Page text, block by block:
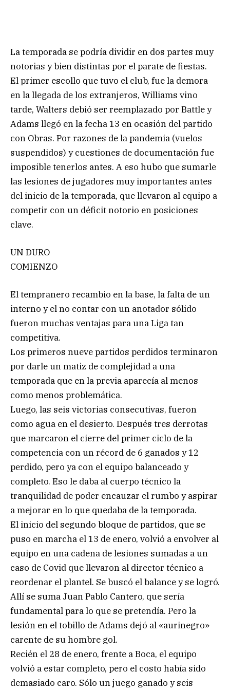
La temporada se podría dividir en dos partes muy
notorias y bien distintas por el parate de fiestas.
El primer escollo que tuvo el club, fue la demora
en la llegada de los extranjeros, Williams vino
tarde, Walters debió ser reemplazado por Battle y
Adams llegó en la fecha 13 en ocasión del partido
con Obras. Por razones de la pandemia (vuelos
suspendidos) y cuestiones de documentación fue
imposible tenerlos antes. A eso hubo que sumarle
las lesiones de jugadores muy importantes antes
del inicio de la temporada, que llevaron al equipo a
competir con un déficit notorio en posiciones
clave.
UN DURO
COMIENZO
El tempranero recambio en la base, la falta de un
interno y el no contar con un anotador sólido
fueron muchas ventajas para una Liga tan
competitiva.
Los primeros nueve partidos perdidos terminaron
por darle un matiz de complejidad a una
temporada que en la previa aparecía al menos
como menos problemática.
Luego, las seis victorias consecutivas, fueron
como agua en el desierto. Después tres derrotas
que marcaron el cierre del primer ciclo de la
competencia con un récord de 6 ganados y 12
perdido, pero ya con el equipo balanceado y
completo. Eso le daba al cuerpo técnico la
tranquilidad de poder encauzar el rumbo y aspirar
a mejorar en lo que quedaba de la temporada.
El inicio del segundo bloque de partidos, que se
puso en marcha el 13 de enero, volvió a envolver al
equipo en una cadena de lesiones sumadas a un
caso de Covid que llevaron al director técnico a
reordenar el plantel. Se buscó el balance y se logró.
Allí se suma Juan Pablo Cantero, que sería
fundamental para lo que se pretendía. Pero la
lesión en el tobillo de Adams dejó al «aurinegro»
carente de su hombre gol.
Recién el 28 de enero, frente a Boca, el equipo
volvió a estar completo, pero el costo había sido
demasiado caro. Sólo un juego ganado y seis